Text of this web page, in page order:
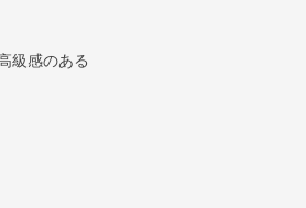
級感のある